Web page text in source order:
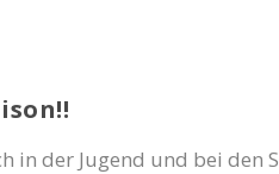
in der Jugend und bei den